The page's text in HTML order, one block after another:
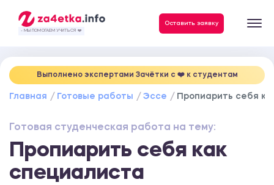
- МЫ ПОМОГАЕМ УЧИТЬСЯ ❤️
Оставить заявку
Выполнено экспертами Зачётки c ❤️ к студентам
Главная Готовые работы Эссе Пропиарить себя
Готовая студенческая работа на тему:
Пропиарить себя как
специалиста